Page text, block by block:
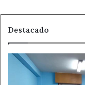
Destacado
Santa
María